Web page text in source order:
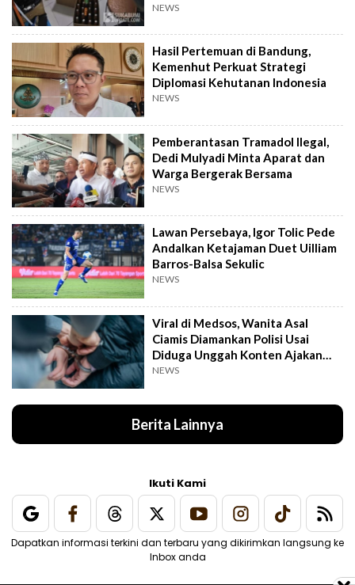
NEWS
Hasil Pertemuan di Bandung,
Kemenhut Perkuat Strategi
Diplomasi Kehutanan Indonesia
NEWS
Pemberantasan Tramadol Ilegal,
Dedi Mulyadi Minta Aparat dan
Warga Bergerak Bersama
NEWS
Lawan Persebaya, Igor Tolic Pede
Andalkan Ketajaman Duet Uilliam
Barros-Balsa Sekulic
NEWS
Viral di Medsos, Wanita Asal
Ciamis Diamankan Polisi Usai
Diduga Unggah Konten Ajakan
Demo
NEWS
Berita Lainnya
Ikuti Kami
Dapatkan informasi terkini dan terbaru yang dikirimkan langsung ke
Inbox anda